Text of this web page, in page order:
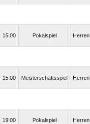
15:00 Pokalspiel Herren
15:00 Meisterschaftsspiel Herren
19:00 Pokalspiel Herren